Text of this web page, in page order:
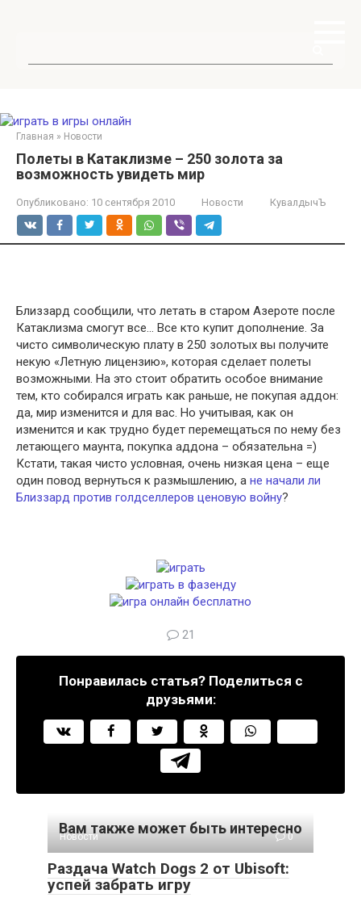
Главная » Новости
Полеты в Катаклизме – 250 золота за
возможность увидеть мир
Опубликовано: 10 сентября 2010 Новости КувалдычЪ
Близзард сообщили, что летать в старом Азероте после
Катаклизма смогут все… Все кто купит дополнение. За
чисто символическую плату в 250 золотых вы получите
некую «Летную лицензию», которая сделает полеты
возможными. На это стоит обратить особое внимание
тем, кто собирался играть как раньше, не покупая аддон:
да, мир изменится и для вас. Но учитывая, как он
изменится и как трудно будет перемещаться по нему без
летающего маунта, покупка аддона – обязательна =)
Кстати, такая чисто условная, очень низкая цена – еще
один повод вернуться к размышлению, а не начали ли
Близзард против голдселлеров ценовую войну?
21
Понравилась статья? Поделиться с
друзьями:
Вам также может быть интересно
Новости 0
Раздача Watch Dogs 2 от Ubisoft:
успей забрать игру